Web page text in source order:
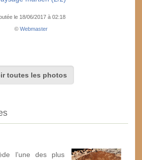
le 18/06/2017 à 02:18
© Webmaster
toutes les photos
l’une des plus